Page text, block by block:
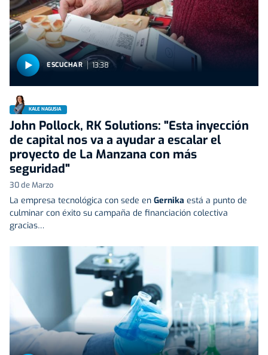
ESCUCHAR 13:38
KALE NAGUSIA
John Pollock, RK Solutions: "Esta inyección
de capital nos va a ayudar a escalar el
proyecto de La Manzana con más
seguridad"
30 de Marzo
La empresa tecnológica con sede en Gernika está a punto de
culminar con éxito su campaña de financiación colectiva
gracias…